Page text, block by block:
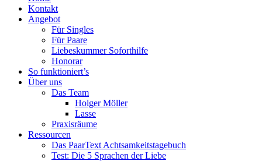
Inhalt
springen
PaarText
Coaching
Kontakt
Angebot
Für Singles
Für Paare
Liebeskummer Soforthilfe
Honorar
So funktioniert’s
Über uns
Das Team
Holger Möller
Lasse
Praxisräume
Ressourcen
Das PaarText Achtsamkeitstagebuch
Test: Die 5 Sprachen der Liebe